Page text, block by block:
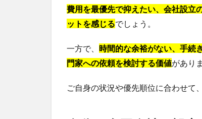
費用を最優先で抑えたい、会社設立
ットを感じるでしょう。
一方で、 時間的な余裕がない、手続
門家への依頼を検討する価値があり
ご自身の状況や優先順位に合わせて